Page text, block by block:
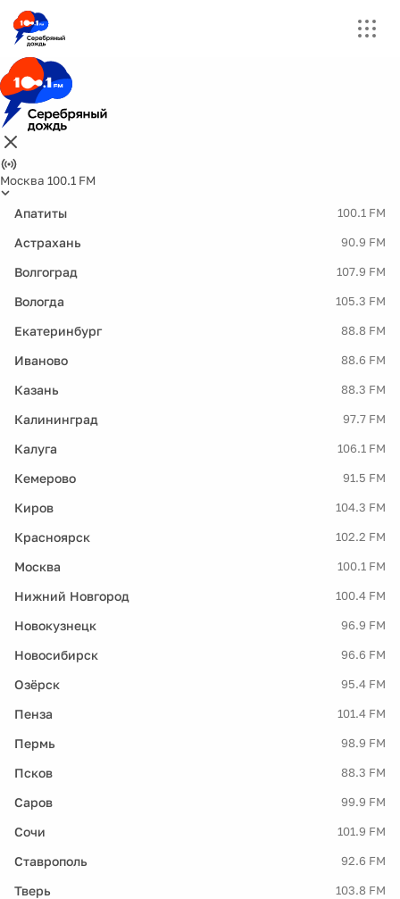
Москва 100.1 FM
Апатиты 100.1 FM
Астрахань 90.9 FM
Волгоград 107.9 FM
Вологда 105.3 FM
Екатеринбург 88.8 FM
Иваново 88.6 FM
Казань 88.3 FM
Калининград 97.7 FM
Калуга 106.1 FM
Кемерово 91.5 FM
Киров 104.3 FM
Красноярск 102.2 FM
Москва 100.1 FM
Нижний Новгород 100.4 FM
Новокузнецк 96.9 FM
Новосибирск 96.6 FM
Озёрск 95.4 FM
Пенза 101.4 FM
Пермь 98.9 FM
Псков 88.3 FM
Саров 99.9 FM
Сочи 101.9 FM
Ставрополь 92.6 FM
Тверь 103.8 FM